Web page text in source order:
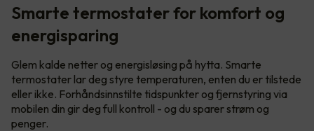
Smarte termostater for komfort og
energisparing
Glem kalde netter og energisløsing på hytta. Smarte
termostater lar deg styre temperaturen, enten du er tilstede
eller ikke. Forhåndsinnstilte tidspunkter og fjernstyring via
mobilen din gir deg full kontroll - og du sparer strøm og
penger.